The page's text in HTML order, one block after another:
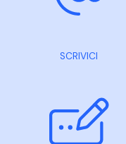
SCRIVICI